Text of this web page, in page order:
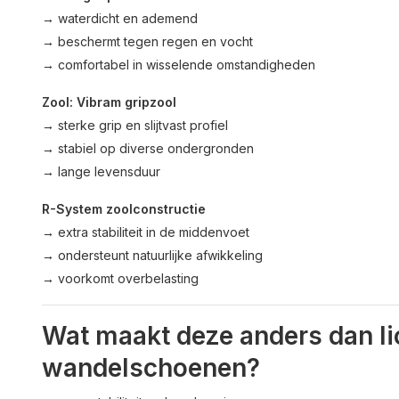
→ waterdicht en ademend
→ beschermt tegen regen en vocht
→ comfortabel in wisselende omstandigheden
Zool: Vibram gripzool
→ sterke grip en slijtvast profiel
→ stabiel op diverse ondergronden
→ lange levensduur
R-System zoolconstructie
→ extra stabiliteit in de middenvoet
→ ondersteunt natuurlijke afwikkeling
→ voorkomt overbelasting
Wat maakt deze anders dan
wandelschoenen?